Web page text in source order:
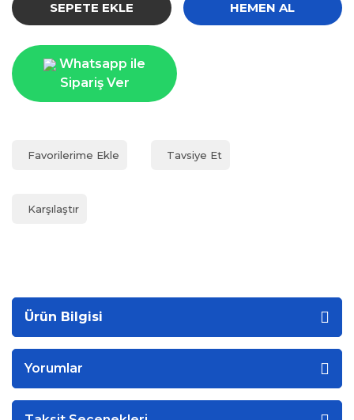
SEPETE EKLE HEMEN AL
Whatsapp ile
Sipariş Ver
Tavsiye Et
Karşılaştır
Ürün Bilgisi
Yorumlar